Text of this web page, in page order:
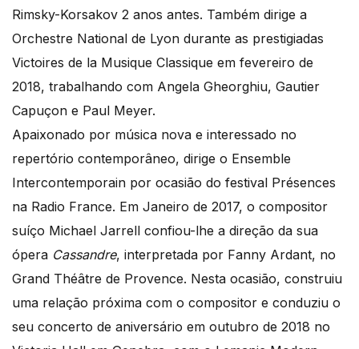
Rimsky-Korsakov 2 anos antes. Também dirige a
Orchestre National de Lyon durante as prestigiadas
Victoires de la Musique Classique em fevereiro de
2018, trabalhando com Angela Gheorghiu, Gautier
Capuçon e Paul Meyer.
Apaixonado por música nova e interessado no
repertório contemporâneo, dirige o Ensemble
Intercontemporain por ocasião do festival Présences
na Radio France. Em Janeiro de 2017, o compositor
suíço Michael Jarrell confiou-lhe a direção da sua
ópera Cassandre, interpretada por Fanny Ardant, no
Grand Théâtre de Provence. Nesta ocasião, construiu
uma relação próxima com o compositor e conduziu o
seu concerto de aniversário em outubro de 2018 no